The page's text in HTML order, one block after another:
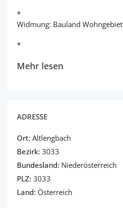
*
Widmung: Bauland Wohngebiet
*
Mehr lesen
ADRESSE
Ort: Altlengbach
Bezirk: 3033
Bundesland: Niederösterreich
PLZ: 3033
Land: Österreich